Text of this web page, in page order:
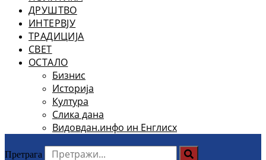
ДРУШТВО
ИНТЕРВЈУ
ТРАДИЦИЈА
СВЕТ
ОСТАЛО
Бизнис
Историја
Култура
Слика дана
Видовдан.инфо ин Енглисх
Претрага